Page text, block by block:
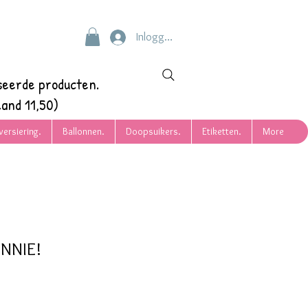
Inloggen
producten.
11,50)
Ballonnen. Doopsuikers. Etiketten. More